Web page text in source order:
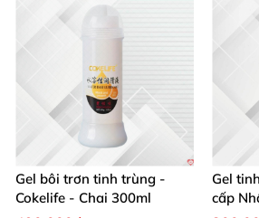
Gel bôi trơn tinh trùng -
Cokelife - Chai 300ml
Gel
cấp